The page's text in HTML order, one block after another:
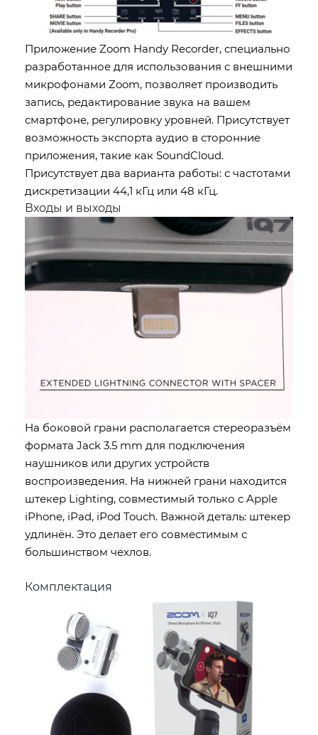
Приложение Zoom Handy Recorder, специально
разработанное для использования с внешними
микрофонами Zoom, позволяет производить
запись, редактирование звука на вашем
смартфоне, регулировку уровней. Присутствует
возможность экспорта аудио в сторонние
приложения, такие как SoundCloud.
Присутствует два варианта работы: с частотами
дискретизации 44,1 кГц или 48 кГц.
Входы и выходы
На боковой грани располагается стереоразъём
формата Jack 3.5 mm для подключения
наушников или других устройств
воспроизведения. На нижней грани находится
штекер Lighting, совместимый только с Apple
iPhone, iPad, iPod Touch. Важной деталь: штекер
удлинён. Это делает его совместимым с
большинством чехлов.
Комплектация